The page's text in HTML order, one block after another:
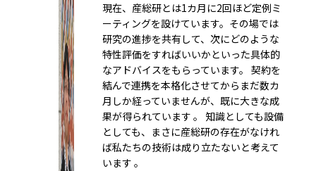
現在、産総研とは1カ月に2回ほど定例ミ
ーティングを設けています。その場では
研究の進捗を共有して、次にどのような
特性評価をすればいいかといった具体的
なアドバイスをもらっています。 契約を
結んで連携を本格化させてからまだ数カ
月しか経っていませんが、既に大きな成
果が得られています 。 知識としても設備
としても、まさに産総研の存在がなけれ
ば私たちの技術は成り立たないと考えて
います 。